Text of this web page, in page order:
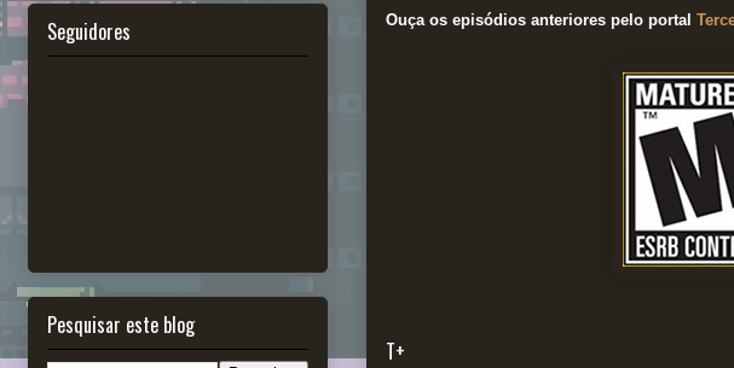
Ouça os episódios anteriores pelo portal
T+
Seguidores
Pesquisar este blog